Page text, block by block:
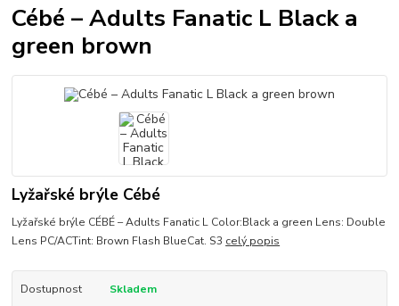
Cébé – Adults Fanatic L Black a
green brown
Lyžařské brýle Cébé
Lyžařské brýle CÉBÉ – Adults Fanatic L Color:Black a green Lens: Double
Lens PC/ACTint: Brown Flash BlueCat. S3 celý popis
Dostupnost
Skladem